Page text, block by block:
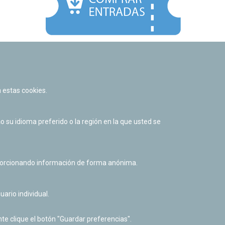
Política de cookies
Derecho de acceso a información pública
cookies.
su idioma preferido o la región en la que usted se
información de forma anónima.
individual.
clique el botón "Guardar preferencias".